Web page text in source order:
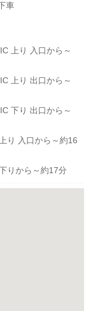
車
上り 入口から～
上り 出口から～
下り 出口から～
り 入口から～約16
りから～約17分